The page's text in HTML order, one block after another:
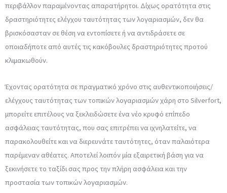
περιβάλλον παραμένοντας απαρατήρητοι. Δίχως ορατότητα στις
δραστηριότητες ελέγχου ταυτότητας των λογαριασμών, δεν θα
βρισκόσασταν σε θέση να εντοπίσετε ή να αντιδράσετε σε
οποιαδήποτε από αυτές τις κακόβουλες δραστηριότητες προτού
κλιμακωθούν.
Έχοντας ορατότητα σε πραγματικό χρόνο στις αυθεντικοποιήσεις/
ελέγχους ταυτότητας των τοπικών λογαριασμών χάρη στο Silverfort,
μπορείτε επιτέλους να ξεκλειδώσετε ένα νέο κρυφό επίπεδο
ασφάλειας ταυτότητας, που σας επιτρέπει να ιχνηλατείτε, να
παρακολουθείτε και να διερευνάτε ταυτότητες, όταν παλαιότερα
παρέμεναν αθέατες. Αποτελεί λοιπόν μία εξαιρετική βάση για να
ξεκινήσετε το ταξίδι σας προς την πλήρη ασφάλεια και την
προστασία των τοπικών λογαριασμών.